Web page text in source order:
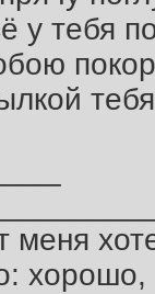
у тебя
меня